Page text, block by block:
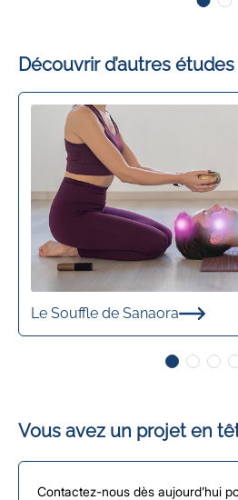
Découvrir d’autres
Le Souffle de Sanaora
Vous avez un projet en
Contactez-nous dès aujourd’hui